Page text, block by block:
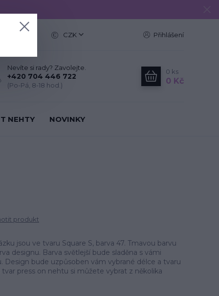
CZK Přihlášení
Nevíte si rady? Zavolejte.
+420 704 446 722
(Po-Pá, 8-18 hod.)
0 ks
0 Kč
NEHTY NOVINKY
produkt
jsou ve tvaru Square S, barva 47. Tmavou barvu
designu. Barva světlejší bude sladěna s vámi
Design bude uzpůsoben vám vybrané délce a tvaru
press on nehtu si můžete vybrat z několika